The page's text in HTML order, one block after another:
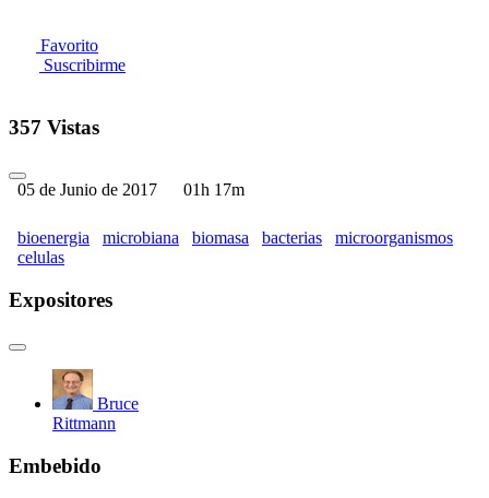
Favorito
Suscribirme
357 Vistas
05 de Junio de 2017 01h 17m
bioenergia microbiana biomasa bacterias
microorganismos
celulas
Expositores
Bruce
Rittmann
Embebido